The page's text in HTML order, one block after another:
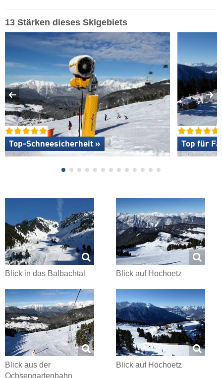
13 Stärken dieses Skigebiets
Top-Schneesicherheit » Top für
Blick in das Balbachtal Blick auf Hochoetz
Blick aus der
Ochsengartenbahn
Blick auf Hochoetz